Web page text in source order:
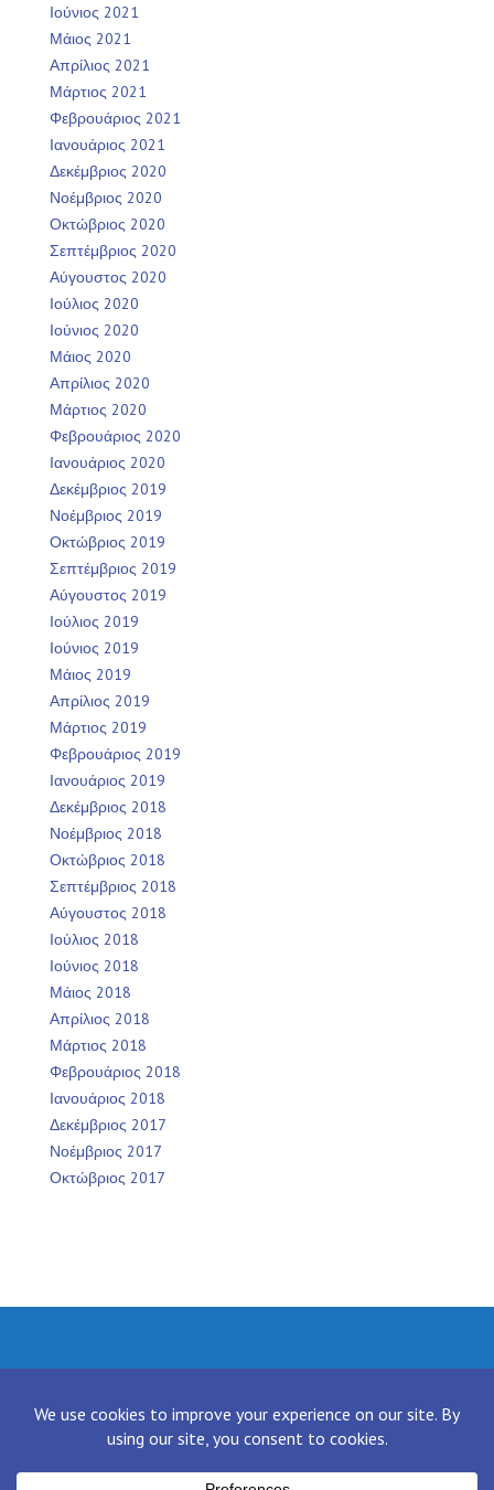
Ιούνιος 2021
Μάιος 2021
Απρίλιος 2021
Μάρτιος 2021
Φεβρουάριος 2021
Ιανουάριος 2021
Δεκέμβριος 2020
Νοέμβριος 2020
Οκτώβριος 2020
Σεπτέμβριος 2020
Αύγουστος 2020
Ιούλιος 2020
Ιούνιος 2020
Μάιος 2020
Απρίλιος 2020
Μάρτιος 2020
Φεβρουάριος 2020
Ιανουάριος 2020
Δεκέμβριος 2019
Νοέμβριος 2019
Οκτώβριος 2019
Σεπτέμβριος 2019
Αύγουστος 2019
Ιούλιος 2019
Ιούνιος 2019
Μάιος 2019
Απρίλιος 2019
Μάρτιος 2019
Φεβρουάριος 2019
Ιανουάριος 2019
Δεκέμβριος 2018
Νοέμβριος 2018
Οκτώβριος 2018
Σεπτέμβριος 2018
Αύγουστος 2018
Ιούλιος 2018
Ιούνιος 2018
Μάιος 2018
Απρίλιος 2018
Μάρτιος 2018
Φεβρουάριος 2018
Ιανουάριος 2018
Δεκέμβριος 2017
Νοέμβριος 2017
Οκτώβριος 2017